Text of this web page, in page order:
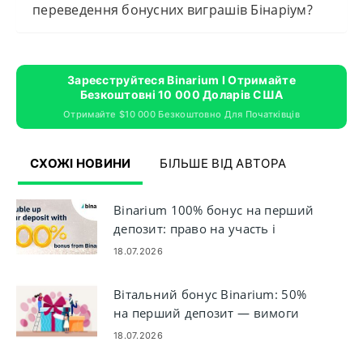
переведення бонусних виграшів Бінаріум?
Зареєструйтеся Binarium І Отримайте
Безкоштовні 10 000 Доларів США
Отримайте $10 000 Безкоштовно Для Початківців
СХОЖІ НОВИНИ БІЛЬШЕ ВІД АВТОРА
Binarium 100% бонус на перший
депозит: право на участь і
оборот
18.07.2026
Вітальний бонус Binarium: 50%
на перший депозит — вимоги
та правила
18.07.2026